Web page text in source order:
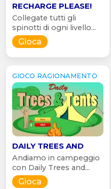
RECHARGE PLEASE!
Collegate tutti gli
spinotti di ogni livello...
Gioca
GIOCO RAGIONAMENTO
DAILY TREES AND
Andiamo in campeggio
con Daily Trees and...
Gioca